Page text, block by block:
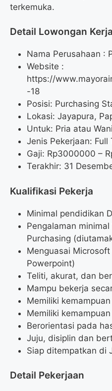
terkemuka.
Detail Lowongan Kerja
Nama Perusahaan :
Website :
https://
-18
Posisi: Purchasing
Lokasi: Jayapura,
Untuk: Pria atau
Jenis Pekerjaan: Full
Gaji: Rp3000000 –
Terakhir: 31
Kualifikasi Pekerja
Minimal pendidikan
Pengalaman
Purchasing
Menguasai
Powerpoint)
Teliti, akurat, dan
Mampu bekerja
Memiliki
Memiliki
Berorientasi pada
Juju, disiplin dan
Siap ditempatkan di
Detail Pekerjaan